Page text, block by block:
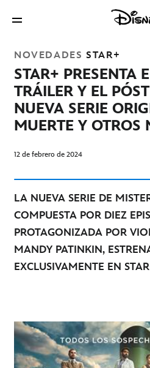
NOVEDADES STAR+
STAR+ PRESENTA
TRÁILER Y EL
NUEVA SERIE
MUERTE Y OTROS
12 de febrero de 2024
LA NUEVA SERIE DE
COMPUESTA POR DIEZ
PROTAGONIZADA POR
MANDY PATINKIN,
EXCLUSIVAMENTE EN